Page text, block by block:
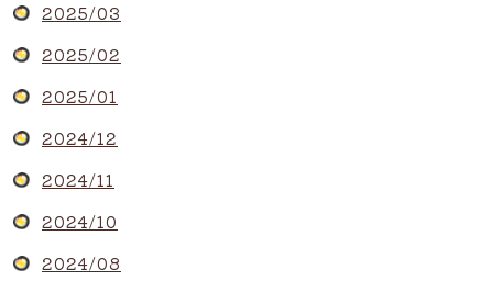
2025/03
2025/02
2025/01
2024/12
2024/11
2024/10
2024/08